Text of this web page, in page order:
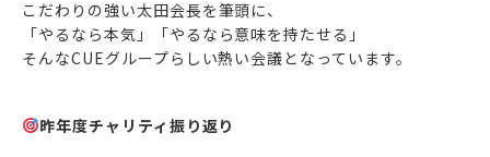
こだわりの強い太田会長を筆頭に、
「やるなら本気」「やるなら意味を持たせる」
そんなCUEグループらしい熱い会議となっています。
昨年度チャリティ振り返り